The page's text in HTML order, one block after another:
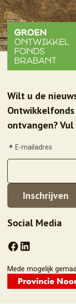
Wilt u de
ontvangen?
E-mailadres
*
Social Media
Mede mogelijk